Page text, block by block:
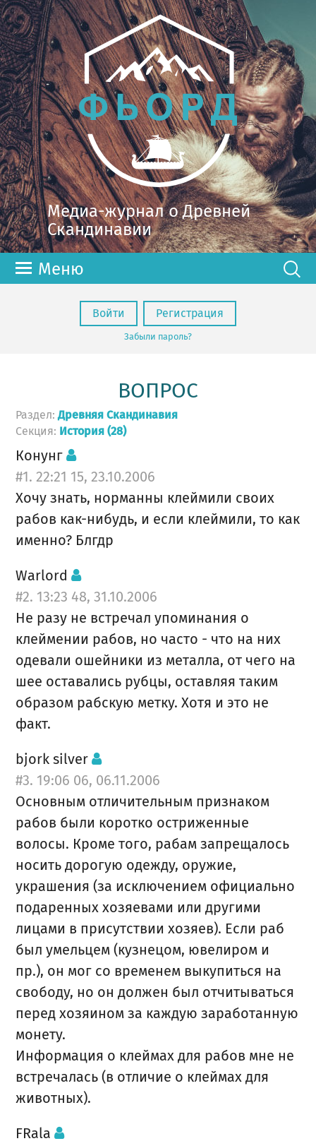
Медиа-журнал о Древней
Скандинавии
Меню
Войти Регистрация
Забыли пароль?
ВОПРОС
Раздел:Древняя Скандинавия
Секция: История (28)
Конунг
#1. 22:21 15, 23.10.2006
Хочу знать, норманны клеймили своих
рабов как-нибудь, и если клеймили, то как
именно? Блгдр
Warlord
#2. 13:23 48, 31.10.2006
Не разу не встречал упоминания о
клеймении рабов, но часто - что на них
одевали ошейники из металла, от чего на
шее оставались рубцы, оставляя таким
образом рабскую метку. Хотя и это не
факт.
bjork silver
#3. 19:06 06, 06.11.2006
Основным отличительным признаком
рабов были коротко остриженные
волосы. Кроме того, рабам запрещалось
носить дорогую одежду, оружие,
украшения (за исключением официально
подаренных хозяевами или другими
лицами в присутствии хозяев). Если раб
был умельцем (кузнецом, ювелиром и
пр.), он мог со временем выкупиться на
свободу, но он должен был отчитываться
перед хозяином за каждую заработанную
монету.
Информация о клеймах для рабов мне не
встречалась (в отличие о клеймах для
животных).
FRala